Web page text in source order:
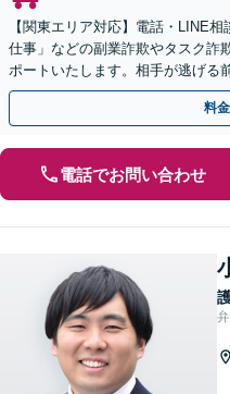
【関東エリア対応】電話・LINE
仕事」などの副業詐欺やタスク詐
ポートいたします。相手が逃げる
籍】事務所内で連携し問題解決へ
料
電話でお問い合わせ